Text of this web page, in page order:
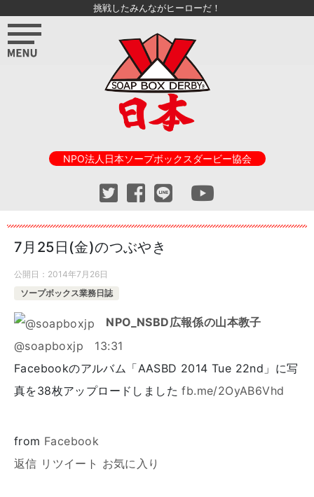
挑戦したみんながヒーローだ！
NPO法人日本ソープボックスダービー協会
7月25日(金)のつぶやき
公開日： 2014年7月26日
ソープボックス業務日誌
NPO_NSBD広報係の山本教子
@soapboxjp
13:31
Facebookのアルバム「AASBD 2014 Tue 22nd」に写
真を38枚アップロードしましたfb.me/2OyAB6Vhd
from Facebook
返信 リツイート お気に入り